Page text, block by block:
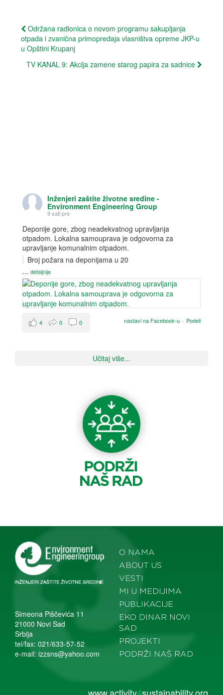
d
o
w
)
n
d
o
w
)
Post
navigation
Održana radionica o novom programu sakupljanja
otpada i zvanična primopredaja vlasništva opreme JKP-u
u Opštini Krupanj
TV KANAL 9: Akcija zamene starog papira za sadnice
Inženjeri zaštite životne sredine -
Environment Engineering Group
9 sati pre
Deponije gore, zbog neadekvatnog upravljanja
otpadom. Lokalna samouprava je odgovorna za
upravljanje komunalnim otpadom.
Broj požara na deponijama u 20
... detaljnije
nastavi na Facebook-u · Podeli
4 0 0
Učitaj više...
Simeona Piščevića 11
21000 Novi Sad
Srbija
tel/fax: 021/633-57-52
e-mail: izzsns@yahoo.com
O NAMA
ABOUT US
VESTI
MI U MEDIJIMA
PUBLIKACIJE
EKO DINAR NOVI
SAD
PROJEKTI
PODRŽI NAŠ RAD